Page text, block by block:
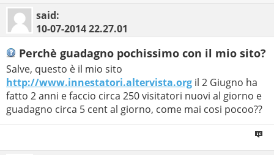
said:
10-07-201422.27.01
Perchè guadagno pochissimo con il mio sito?
Salve, questo è il mio sito
http://www.innestatori.altervista.org il 2 Giugno ha
fatto 2 anni e faccio circa 250 visitatori nuovi al giorno e
guadagno circa 5 cent al giorno, come mai cosi pocoo??